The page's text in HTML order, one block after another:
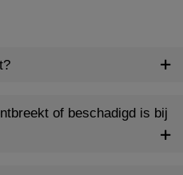
of beschadigd is bij